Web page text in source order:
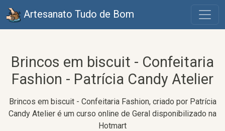
Artesanato Tudo de Bom
Brincos em biscuit - Confeitaria
Fashion - Patrícia Candy Atelier
Brincos em biscuit - Confeitaria Fashion, criado por Patrícia
Candy Atelier é um curso online de Geral disponibilizado na
Hotmart